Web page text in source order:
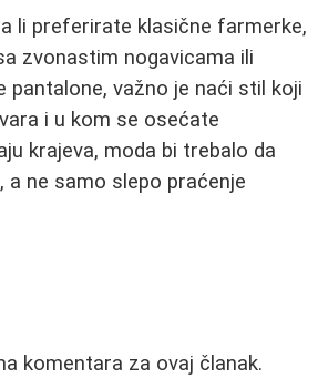
li preferirate klasične farmerke,
zvonastim nogavicama ili
pantalone, važno je naći stil koji
i u kom se osećate
krajeva, moda bi trebalo da
a ne samo slepo praćenje
komentara za ovaj članak.